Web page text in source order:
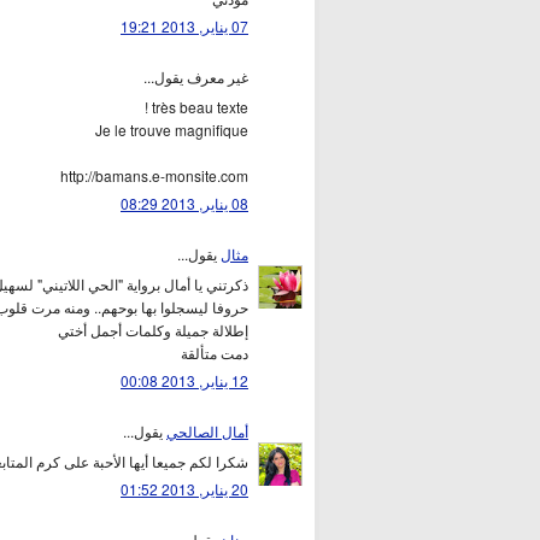
07 يناير, 2013 19:21
غير معرف يقول...
très beau texte !
Je le trouve magnifique
http://bamans.e-monsite.com
08 يناير, 2013 08:29
مثال يقول...
ذكرتني يا أمال برواية "الحي اللاتيني"
حروفا ليسجلوا بها بوحهم.. ومنه مرت
إطلالة جميلة وكلمات أجمل أختي
دمت متألقة
12 يناير, 2013 00:08
أمال الصالحييقول...
شكرا لكم جميعا أيها الأحبة على كرم
20 يناير, 2013 01:52